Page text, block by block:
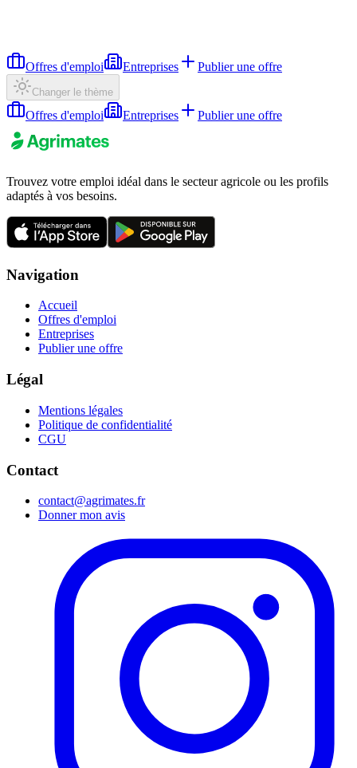
Offres d'emploi Entreprises Publier une offre
Changer le thème
Offres d'emploi Entreprises Publier une offre
Trouvez votre emploi idéal dans le secteur agricole ou les profils
adaptés à vos besoins.
Navigation
Accueil
Offres d'emploi
Entreprises
Publier une offre
Légal
Mentions légales
Politique de confidentialité
CGU
Contact
contact@agrimates.fr
Donner mon avis